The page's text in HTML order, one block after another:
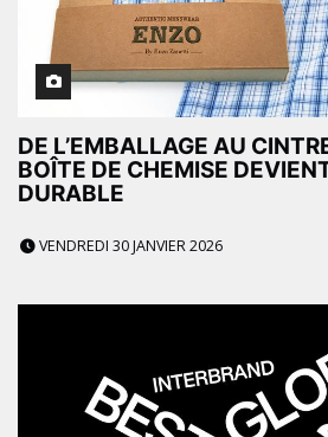
DE L’EMBALLAGE AU
BOÎTE DE CHEMISE
DURABLE
VENDREDI 30 JANVIER 2026